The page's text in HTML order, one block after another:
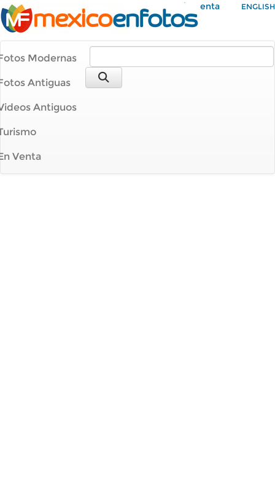
Mi Cuenta ENGLISH
Modernas
Antiguas
Antiguos
Venta